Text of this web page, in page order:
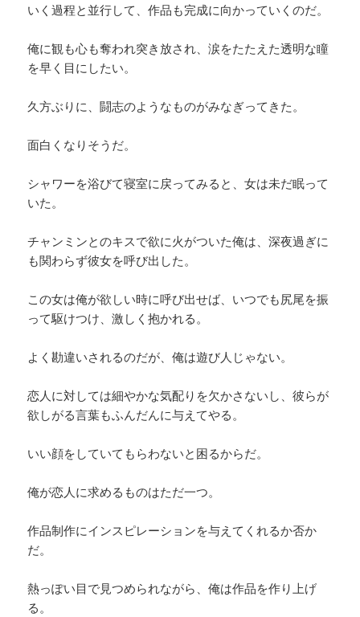
いく過程と並行して、作品も完成に向かっていくのだ。
俺に観も心も奪われ突き放され、涙をたたえた透明な瞳
を早く目にしたい。
久方ぶりに、闘志のようなものがみなぎってきた。
面白くなりそうだ。
シャワーを浴びて寝室に戻ってみると、女は未だ眠って
いた。
チャンミンとのキスで欲に火がついた俺は、深夜過ぎに
も関わらず彼女を呼び出した。
この女は俺が欲しい時に呼び出せば、いつでも尻尾を振
って駆けつけ、激しく抱かれる。
よく勘違いされるのだが、俺は遊び人じゃない。
恋人に対しては細やかな気配りを欠かさないし、彼らが
欲しがる言葉もふんだんに与えてやる。
いい顔をしていてもらわないと困るからだ。
俺が恋人に求めるものはただ一つ。
作品制作にインスピレーションを与えてくれるか否か
だ。
熱っぽい目で見つめられながら、俺は作品を作り上げ
る。